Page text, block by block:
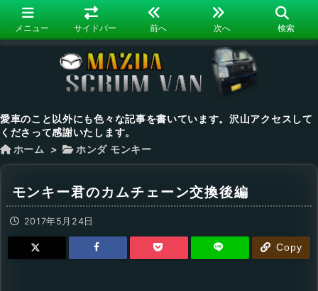
メニュー サイドバー 前へ 次へ 検索
愛車のこと以外にも色々な記事を書いています。沢山アクセスして
くださって感謝いたします。
ホーム > ホンダ モンキー
モンキー君のカムチェーン交換後編
2017年5月24日
Copy